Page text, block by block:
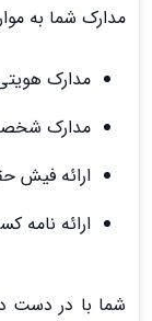
مدارک شما به
مدارک
مدارک
ارائه فیش
ارائه نامه
شما با در دست